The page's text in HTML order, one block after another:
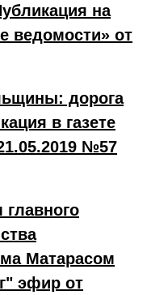
на
ведомости» от
дорога
в газете
№57
Матарасом
эфир от